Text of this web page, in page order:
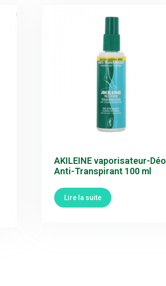
AKILEINE vaporisateur-Déo
Anti-Transpirant 100 ml
Lire la suite